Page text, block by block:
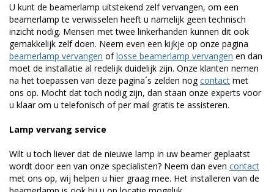
U kunt de beamerlamp uitstekend zelf vervangen, om een
beamerlamp te verwisselen heeft u namelijk geen technisch
inzicht nodig. Mensen met twee linkerhanden kunnen dit ook
gemakkelijk zelf doen. Neem even een kijkje op onze pagina
beamerlamp vervangen oflosse beamerlamp vervangen en dan
moet de installatie al redelijk duidelijk zijn. Onze klanten nemen
na het toepassen van deze pagina´s zelden nogcontact met
ons op. Mocht dat toch nodig zijn, dan staan onze experts voor
u klaar om u telefonisch of per mail gratis te assisteren.
Lamp vervang service
Wilt u toch liever dat de nieuwe lamp in uw beamer geplaatst
wordt door een van onze specialisten? Neem dan even contact
met ons op, wij helpen u hier graag mee. Het installeren van de